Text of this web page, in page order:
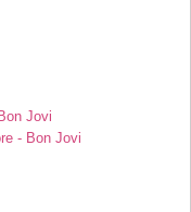
Jovi
- Bon Jovi